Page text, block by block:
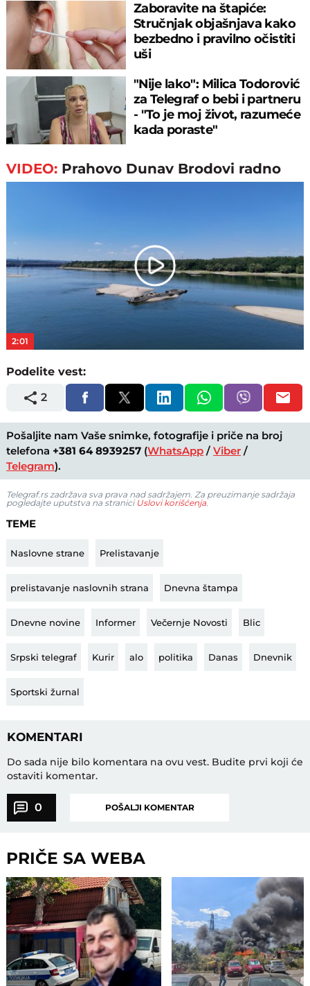
Zaboravite na štapiće:
Stručnjak objašnjava kako
bezbedno i pravilno očistiti
uši
"Nije lako": Milica Todorović
za Telegraf o bebi i partneru
- "To je moj život, razumeće
kada poraste"
VIDEO: Prahovo Dunav Brodovi radno
Play
Video
2:01
Podelite vest:
2
Pošaljite nam Vaše snimke, fotografije i priče na broj
telefona +381 64 8939257 (WhatsApp /Viber /
Telegram).
Telegraf.rs zadržava sva prava nad sadržajem. Za preuzimanje sadržaja
pogledajte uputstva na stranici Uslovi korišćenja.
TEME
Naslovne strane Prelistavanje
prelistavanje naslovnih strana Dnevna štampa
Dnevne novine Informer Večernje Novosti Blic
Srpski telegraf Kurir alo politika Danas Dnevnik
Sportski žurnal
KOMENTARI
Do sada nije bilo komentara na ovu vest. Budite prvi koji će
ostaviti komentar.
0 POŠALJI KOMENTAR
PRIČE SA WEBA